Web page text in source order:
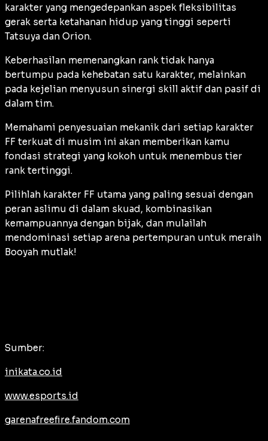
karakter yang mengedepankan aspek fleksibilitas
gerak serta ketahanan hidup yang tinggi seperti
Tatsuya dan Orion.
Keberhasilan memenangkan rank tidak hanya
bertumpu pada kehebatan satu karakter, melainkan
pada kejelian menyusun sinergi skill aktif dan pasif di
dalam tim.
Memahami penyesuaian mekanik dari setiap karakter
FF terkuat di musim ini akan memberikan kamu
fondasi strategi yang kokoh untuk menembus tier
rank tertinggi.
Pilihlah karakter FF utama yang paling sesuai dengan
peran aslimu di dalam skuad, kombinasikan
kemampuannya dengan bijak, dan mulailah
mendominasi setiap arena pertempuran untuk meraih
Booyah mutlak!
Sumber:
inikata.co.id
www.esports.id
garenafreefire.fandom.com